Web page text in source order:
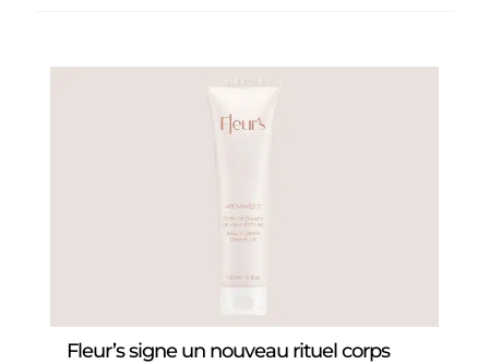
Fleur’s signe un nouveau rituel corps